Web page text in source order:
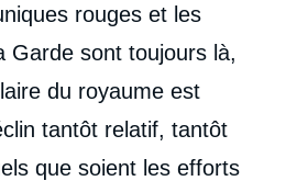
rouges et les
Garde sont toujours là,
du royaume est
tantôt relatif, tantôt
que soient les efforts